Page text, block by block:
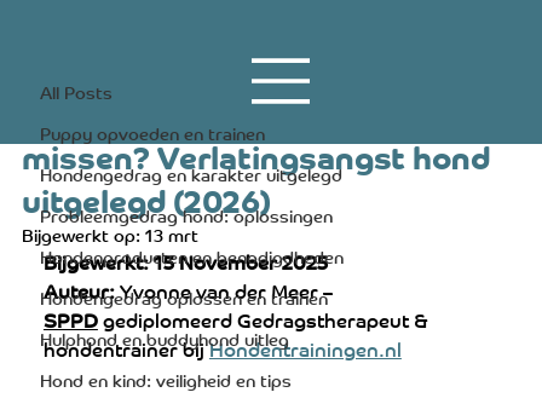
All Posts
Puppy opvoeden en trainen
Hondengedrag en karakter uitgelegd
Probleemgedrag hond: oplossingen
Hondenproducten en benodigdheden
Hondengedrag oplossen en trainen
Hulphond en buddyhond uitleg
Hond en kind: veiligheid en tips
Kan een hond zijn baasje
missen? Verlatingsangst hond
uitgelegd (2026)
23 minuten om te lezen
Bijgewerkt op:13 mrt
Bijgewerkt: 15 November 2025
Auteur: Yvonne van der Meer –
SPPD gediplomeerd Gedragstherapeut &
hondentrainer bij Hondentrainingen.nl